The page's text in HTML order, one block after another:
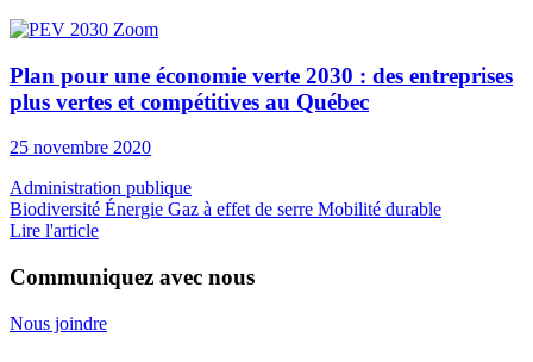
Plan pour une économie verte 2030 : des entreprises
plus vertes et compétitives au Québec
25 novembre 2020
Administration publique
Biodiversité Énergie Gaz à effet de serre Mobilité durable
Lire l'article
Communiquez avec nous
Nous joindre